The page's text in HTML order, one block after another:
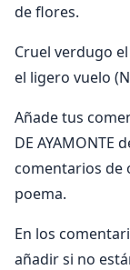
de flores.
Cruel verdugo
el ligero vuelo
Añade tus
DE AYAMONTE
comentarios de
poema.
En los
añadir si no